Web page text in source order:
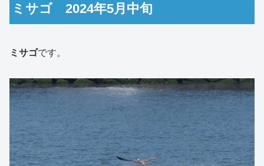
ミサゴ 2024年5月中旬
ミサゴです。